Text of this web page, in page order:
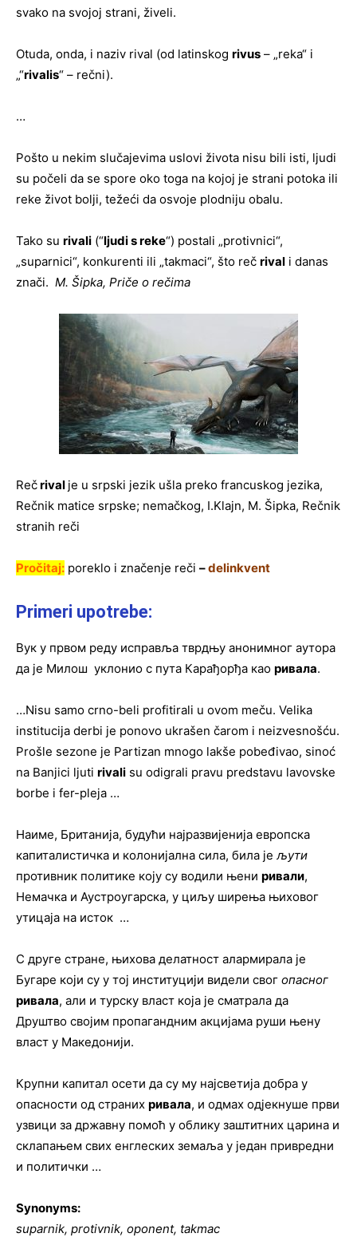
svako na svojoj strani, živeli.
Otuda, onda, i naziv rival (od latinskog rivus – „reka“ i
„“rivalis“ – rečni).
…
Pošto u nekim slučajevima uslovi života nisu bili isti, ljudi
su počeli da se spore oko toga na kojoj je strani potoka ili
reke život bolji, težeći da osvoje plodniju obalu.
Tako su rivali (“ljudi s reke“) postali „protivnici“,
„suparnici“, konkurenti ili „takmaci“, što reč rival i danas
znači. M. Šipka, Priče o rečima
Rečrival je u srpski jezik ušla preko francuskog jezika,
Rečnik matice srpske; nemačkog, I.Klajn, M. Šipka, Rečnik
stranih reči
Pročitaj: poreklo i značenje reči –delinkvent
Primeri upotrebe:
Вук у првом реду исправља тврдњу анонимног аутора
да је Милош уклонио с пута Карађорђа као ривала.
…Nisu samo crno-beli profitirali u ovom meču. Velika
institucija derbi je ponovo ukrašen čarom i neizvesnošću.
Prošle sezone je Partizan mnogo lakše pobeđivao, sinoć
na Banjici ljuti rivali su odigrali pravu predstavu lavovske
borbe i fer-pleja …
Наиме, Британија, будући најразвијенија европска
капиталистичка и колонијална сила, била је љути
противник политике коју су водили њени ривали,
Немачка и Аустроугарска, у циљу ширења њиховог
утицаја на исток …
С друге стране, њихова делатност алармирала је
Бугаре који су у тој институцији видели свог опасног
ривала, али и турску власт која је сматрала да
Друштво својим пропагандним акцијама руши њену
власт у Македонији.
Крупни капитал осети да су му најсветија добра у
опасности од страних ривала, и одмах одјекнуше први
узвици за државну помоћ у облику заштитних царина и
склапањем свих енглеских земаља у један привредни
и политички …
Synonyms:
suparnik, protivnik, oponent, takmac